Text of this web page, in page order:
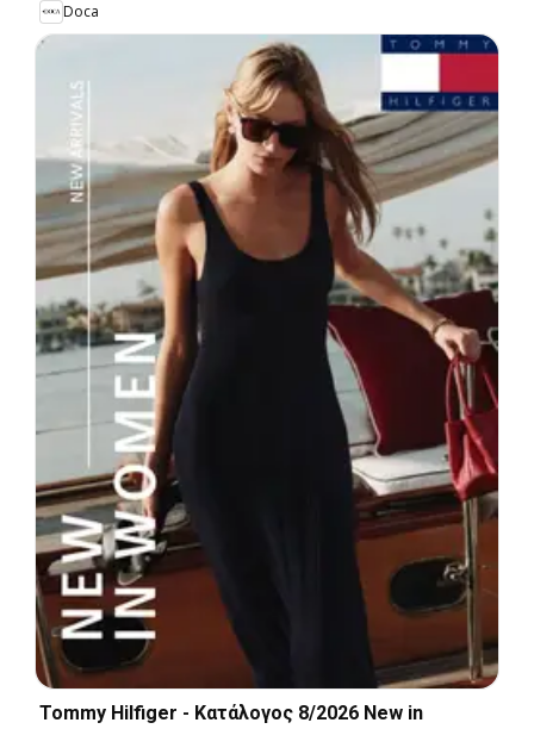
Doca
Tommy Hilfiger - Kατάλογος 8/2026 New in